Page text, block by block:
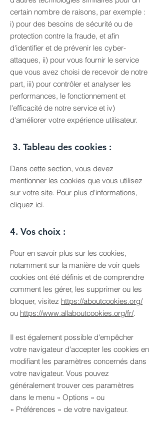
certain nombre de raisons, par exemple :
i) pour des besoins de sécurité ou de
protection contre la fraude, et afin
d'identifier et de prévenir les cyber-
attaques, ii) pour vous fournir le service
que vous avez choisi de recevoir de notre
part, iii) pour contrôler et analyser les
performances, le fonctionnement et
l'efficacité de notre service et iv)
d'améliorer votre expérience utilisateur.
3. Tableau des cookies :
Dans cette section, vous devez
mentionner les cookies que vous utilisez
sur votre site. Pour plus d'informations,
cliquez ici.
4. Vos choix :
Pour en savoir plus sur les cookies,
notamment sur la manière de voir quels
cookies ont été définis et de comprendre
comment les gérer, les supprimer ou les
bloquer, visitez https://aboutcookies.org/
ou https://www.allaboutcookies.org/fr/.
Il est également possible d'empêcher
votre navigateur d'accepter les cookies en
modifiant les paramètres concernés dans
votre navigateur. Vous pouvez
généralement trouver ces paramètres
dans le menu « Options » ou
« Préférences » de votre navigateur.